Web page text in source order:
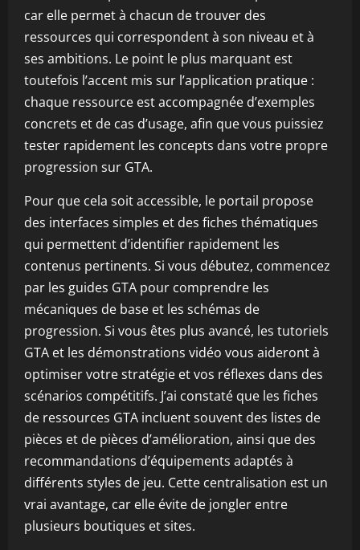
car elle permet à chacun de trouver des
ressources qui correspondent à son niveau et à
ses ambitions. Le point le plus marquant est
toutefois l’accent mis sur l’application pratique :
chaque ressource est accompagnée d’exemples
concrets et de cas d’usage, afin que vous puissiez
tester rapidement les concepts dans votre propre
progression sur GTA.
Pour que cela soit accessible, le portail propose
des interfaces simples et des fiches thématiques
qui permettent d’identifier rapidement les
contenus pertinents. Si vous débutez, commencez
par les guides GTA pour comprendre les
mécaniques de base et les schémas de
progression. Si vous êtes plus avancé, les tutoriels
GTA et les démonstrations vidéo vous aideront à
optimiser votre stratégie et vos réflexes dans des
scénarios compétitifs. J’ai constaté que les fiches
de ressources GTA incluent souvent des listes de
pièces et de pièces d’amélioration, ainsi que des
recommandations d’équipements adaptés à
différents styles de jeu. Cette centralisation est un
vrai avantage, car elle évite de jongler entre
plusieurs boutiques et sites.